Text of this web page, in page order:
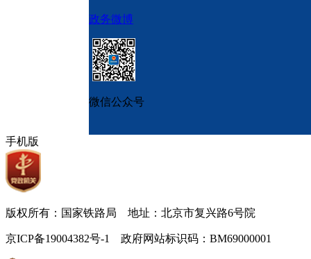
政务微博
微信公众号
手机版
版权所有：国家铁路局 地址：北京市复兴路6号院
京ICP备19004382号-1 政府网站标识码：BM69000001